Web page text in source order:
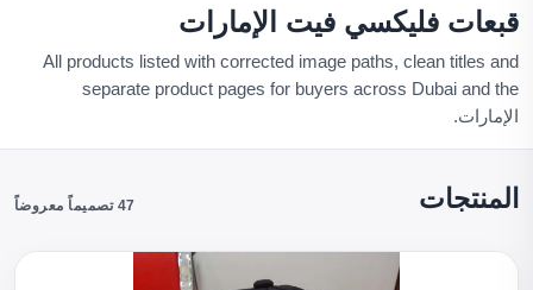
قبعات فليكسي فيت الإمارات
All products listed with corrected image paths, clean titles and
separate product pages for buyers across Dubai and the
الإمارات.
المنتجات 47 تصميماً معروضاً